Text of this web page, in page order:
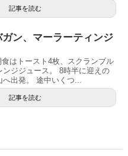
記事を読む
ン、マーラーティンジ
はトースト4枚、スクランブル
ンジジュース。 8時半に迎えの
へ出発。 途中いくつ...
記事を読む